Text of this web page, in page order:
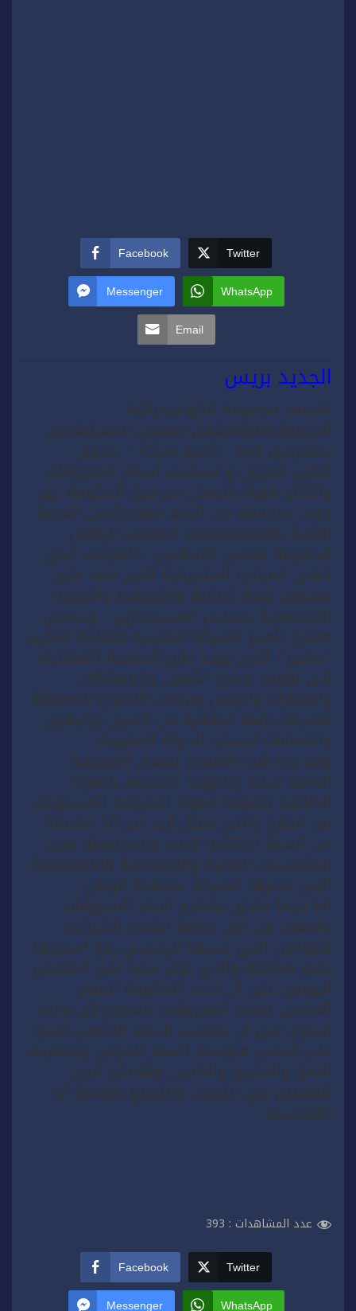
Facebook Twitter
Messenger WhatsApp
Email
الجديد بريس
تقدمت مجموعة الكونفيدرالية
الديموقراطيةللشفل بمجلس المستشارين
بمقترحين هما : تأميم شركة – سامير –
لتكرير البترول و تسقيف اسعار المحروقات
واللذان قوبلا بالرفض من قبل الحكومة عير
جواب بمراسلة من النعم ميارة رئيس الغرفة
الثانية بالبرلمانتضمنت الموقف الرافض
للحكومة لهذين المطلبين ، الموقف الذي
انهى المبادرة التشريعية التي تمت على
مستوى لجنة المالية والتخطيط والتنمية
الاقتصادية بمجلس المستشارين . ويسعى
مقترح تأميم الشركة المغربية لصناعة التكرير
“سامير”، التي توجد طور التصفية القضائية،
إلى تفويت جميع الأصول والممتلكات
والعقارات والرخص وبراءات الاختراع المملوكة
للشركة ذاتها مطهرة من الديون والرهون
والضمانات لحساب الدولة المغربية.
وقد جاء هذا الاقتراح لضمان المصلحة
العامة للبلاد والتزويد المنتظم بالمواد
الطاقية خصوصا المواد البترولية المستوردة
من الخارج والتي تمثل ازيد من 50 فالمائة
من السلة الطاقية للبلاد والمحافظة على
المكتسبات المالية والاجتماعية والاقتصادية
التي تةغرها الشركة لمصلحة الوطن .
اما فيما بتعلق بتنظيم اسعر المحروقات
بالمغرب من اجل حماية القدرة الشرائية
للمواطن التي سببها الرئيسي رفع اسعارها
بصور مختلفة والتي تؤثر سلبا على المعيش
اليومي على ان تحدد الحكومة السعر
الاقصى لهذه المحروقات للعموم كل بداية
اسبوع على ان يحتسب السعر الاقصى للبيع
على اساس متوسط السعر الدولي ومصاريف
النقل والتخزين والتأمين وهامش الربح
للفاعلين في التخزين والتوزيع بالجملة أو
بالتقسيط .
عدد المشاهدات : 393
Facebook Twitter
Messenger WhatsApp